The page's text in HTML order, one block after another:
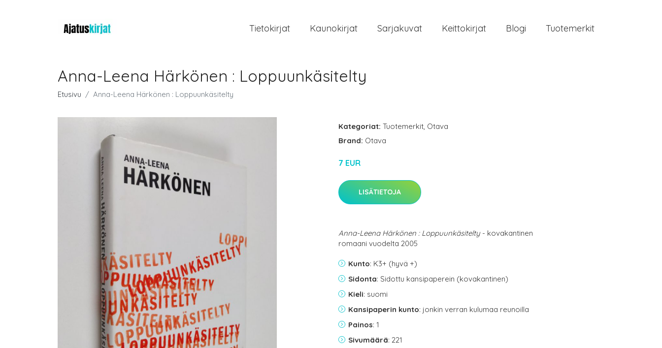
Tietokirjat Kaunokirjat Sarjakuvat Keittokirjat Blogi Tuotemerkit
Anna-Leena Härkönen : Loppuunkäsitelty
Etusivu Anna-Leena Härkönen : Loppuunkäsitelty
Kategoriat: Tuotemerkit, Otava
Brand: Otava
7 EUR
LISÄTIETOJA
Anna-Leena Härkönen : Loppuunkäsitelty - kovakantinen
romaani vuodelta 2005
Kunto: K3+ (hyvä +)
Sidonta: Sidottu kansipaperein (kovakantinen)
Kieli: suomi
Kansipaperin kunto: jonkin verran kulumaa reunoilla
Painos: 1
Sivumäärä: 221